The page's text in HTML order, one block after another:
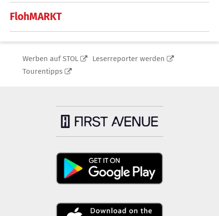
FlohMARKT
Werben auf STOL
Leserreporter werden
Tourentipps